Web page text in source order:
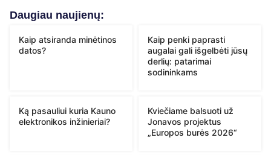
Daugiau naujienų:
Kaip atsiranda minėtinos
datos?
Kaip penki paprasti
augalai gali išgelbėti jūsų
derlių: patarimai
sodininkams
Ką pasauliui kuria Kauno
elektronikos inžinieriai?
Kviečiame balsuoti už
Jonavos projektus
„Europos burės 2026“